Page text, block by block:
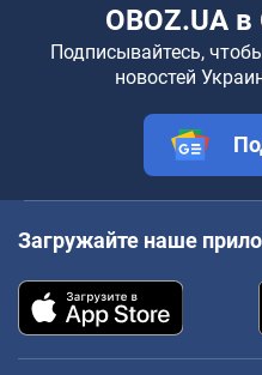
OBOZ.UA
Подписывайтесь,
новостей
Загружайте наше